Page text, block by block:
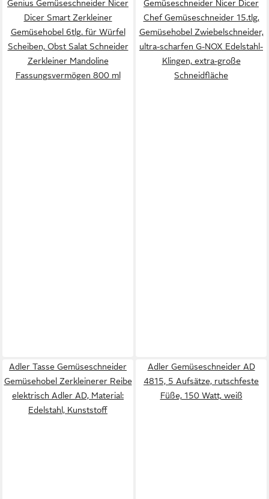
Genius Gemüseschneider Nicer
Dicer Smart Zerkleiner
Gemüsehobel 6tlg. für Würfel
Scheiben, Obst Salat Schneider
Zerkleiner Mandoline
Fassungsvermögen 800 ml
Gemüseschneider Nicer Dicer
Chef Gemüseschneider 15.tlg,
Gemüsehobel Zwiebelschneider,
ultra-scharfen G-NOX Edelstahl-
Klingen, extra-große
Schneidfläche
Adler Tasse Gemüseschneider
Gemüsehobel Zerkleinerer Reibe
elektrisch Adler AD, Material:
Edelstahl, Kunststoff
Adler Gemüseschneider AD
4815, 5 Aufsätze, rutschfeste
Füße, 150 Watt, weiß